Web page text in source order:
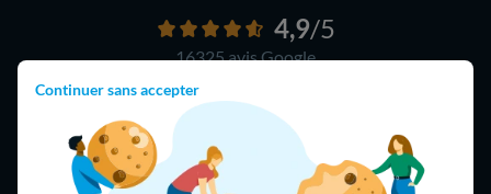
Continuer sans accepter
4,9/5
16325 avisGoogle